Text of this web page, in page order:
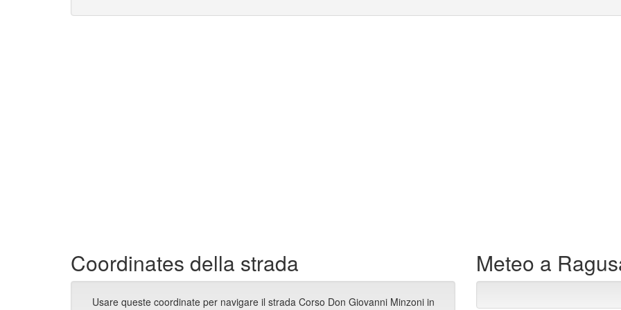
Coordinates della strada
Usare queste coordinate per navigare il strada Corso Don Giovanni Minzoni in
Meteo a